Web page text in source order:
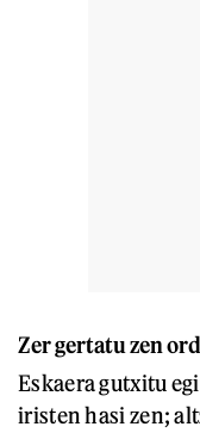
Zer gertatu zen
Eskaera gutxitu
iristen hasi zen;